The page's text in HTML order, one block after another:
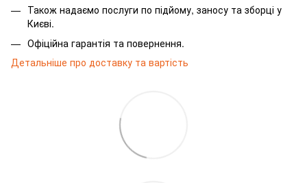
Також надаємо послуги по підйому, заносу та зборці у
Києві.
Офіційна гарантія та повернення.
Детальніше про доставку та вартість